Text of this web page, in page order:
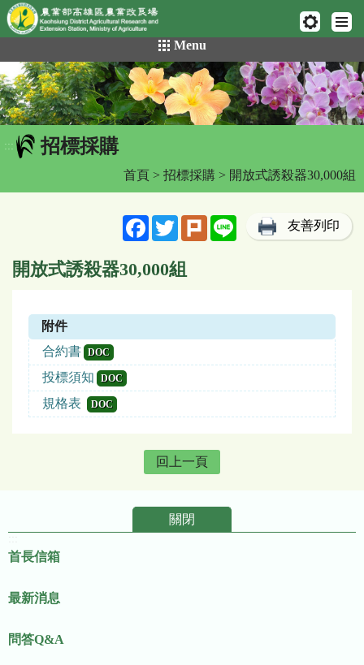
網頁置頂
到
主
要
內
容
區
Menu
::: 招標採購
首頁 > 招標採購 > 開放式誘殺器30,000組
FacebookTwitterPlurk Line 友善列印
開放式誘殺器30,000組
附件
合約書 DOC
投標須知 DOC
規格表 DOC
回上一頁
關閉
首長信箱
最新消息
問答Q&A